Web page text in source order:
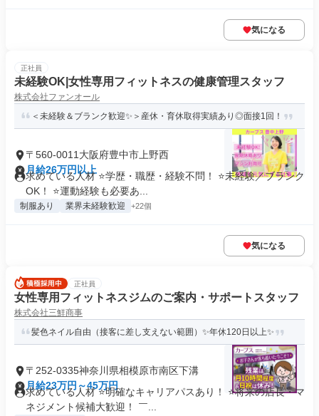
気になる
正社員
未経験OK|女性専用フィットネスの健康管理スタッフ
株式会社ファンオール
＜未経験＆ブランク歓迎✨＞産休・育休取得実績あり◎面接1回！
〒560-0011大阪府豊中市上野西
月給26万円以上
求めている人材 ⭐学歴・職歴・経験不問！ ⭐未経験／ブランク
OK！ ⭐運動経験も必要あ...
制服あり 業界未経験歓迎 +22個
気になる
正社員
女性専用フィットネスジムのご案内・サポートスタッフ
株式会社三鮮商事
髪色ネイル自由（接客に差し支えない範囲）✨年休120日以上✨
〒252-0335神奈川県相模原市南区下溝
月給23万円～45万円
求めている人材 ⭐明確なキャリアパスあり！ ⭐将来の店長・マ
ネジメント候補大歓迎！ ￣...